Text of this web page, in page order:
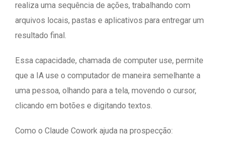
realiza uma sequência de ações, trabalhando com
arquivos locais, pastas e aplicativos para entregar um
resultado final.
Essa capacidade, chamada de computer use, permite
que a IA use o computador de maneira semelhante a
uma pessoa, olhando para a tela, movendo o cursor,
clicando em botões e digitando textos.
Como o Claude Cowork ajuda na prospecção: